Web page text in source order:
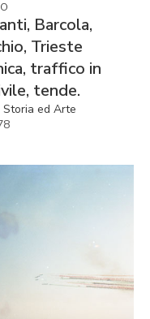
Barcola,
Trieste
traffico in
tende.
Storia ed Arte